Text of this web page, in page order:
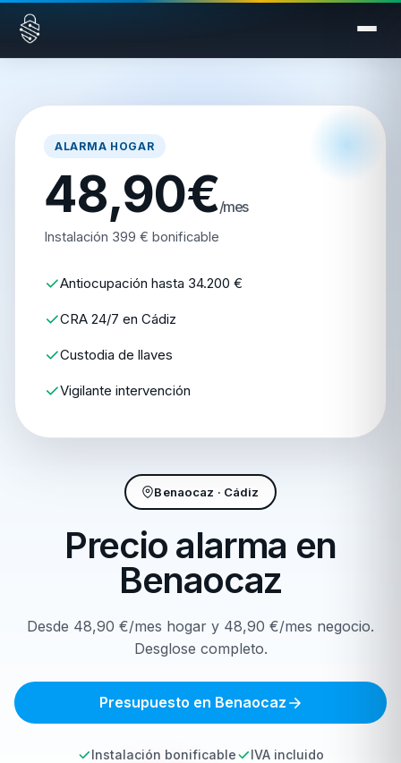
Saltar al contenido
Benaocaz · Cádiz
Precio alarma en
Benaocaz
Desde 48,90 €/mes hogar y 48,90 €/mes negocio.
Desglose completo.
Presupuesto en Benaocaz
Instalación bonificable IVA incluido
ALARMA HOGAR
48,90€/mes
Instalación 399 € bonificable
Antiocupación hasta 34.200 €
CRA 24/7 en Cádiz
Custodia de llaves
Vigilante intervención